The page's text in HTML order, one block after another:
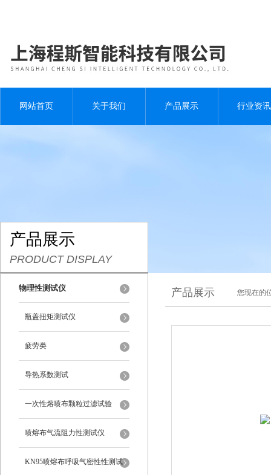
网站首页 关于我们 产品展示 行业资讯
产品展示
PRODUCT DISPLAY
物理性测试仪
瓶盖扭矩测试仪
疲劳类
导热系数测试
一次性熔喷布颗粒过滤试验
喷熔布气流阻力性测试仪
KN95喷熔布呼吸气密性性测试
产品展示 您现在的